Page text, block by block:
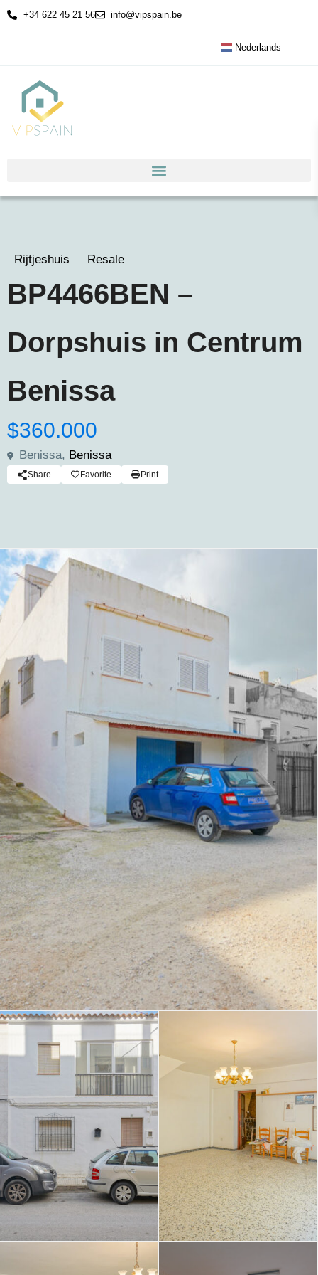
+34 622 45 21 56 info@vipspain.be
Nederlands
Rijtjeshuis Resale
BP4466BEN –
Dorpshuis in Centrum
Benissa
$360.000
Benissa, Benissa
Share Favorite Print